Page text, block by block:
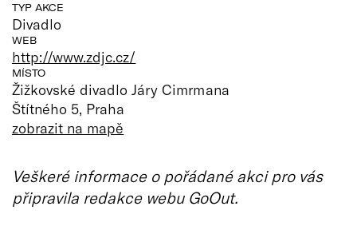
TYP AKCE
Divadlo
WEB
http://www.zdjc.cz/
MÍSTO
Žižkovské divadlo Járy Cimrmana
Štítného 5, Praha
zobrazit na mapě
Veškeré informace o pořádané akci pro vás
připravila redakce webu GoOut.